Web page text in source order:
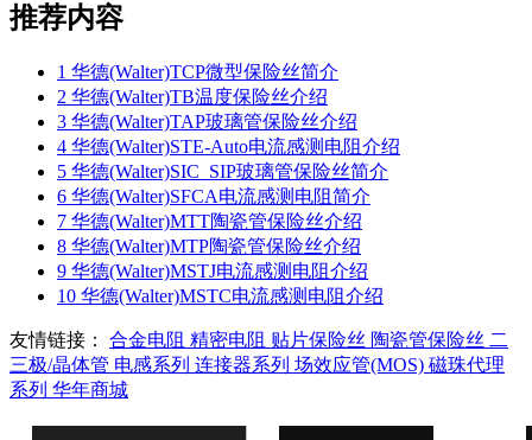
推荐内容
1 华德(Walter)TCP微型保险丝简介
2 华德(Walter)TB温度保险丝介绍
3 华德(Walter)TAP玻璃管保险丝介绍
4 华德(Walter)STE-Auto电流感测电阻介绍
5 华德(Walter)SIC_SIP玻璃管保险丝简介
6 华德(Walter)SFCA电流感测电阻简介
7 华德(Walter)MTT陶瓷管保险丝介绍
8 华德(Walter)MTP陶瓷管保险丝介绍
9 华德(Walter)MSTJ电流感测电阻介绍
10 华德(Walter)MSTC电流感测电阻介绍
友情链接： 合金电阻 精密电阻 贴片保险丝 陶瓷管保险丝 二
三极/晶体管 电感系列 连接器系列 场效应管(MOS) 磁珠代理
系列 华年商城